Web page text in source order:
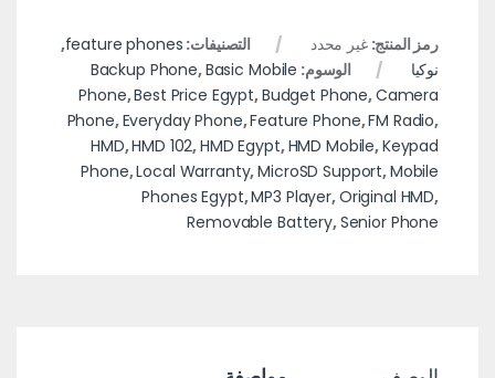
رمز المنتج:غير محدد التصنيفات: feature phones
,
نوكيا
الوسوم: Backup Phone,Basic Mobile
Phone,Best Price Egypt,Budget Phone,Camera
Phone,Everyday Phone,Feature Phone,FM Radio,
HMD,HMD 102,HMD Egypt,HMD Mobile,Keypad
Phone,Local Warranty,MicroSD Support,Mobile
Phones Egypt,MP3 Player,Original HMD,
Removable Battery,Senior Phone